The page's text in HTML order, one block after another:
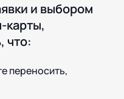
и выбором
карты,
что:
переносить,